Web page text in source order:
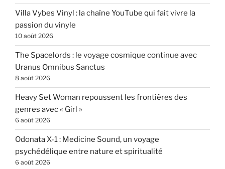
Villa Vybes Vinyl : la chaîne YouTube qui fait vivre la
passion du vinyle
10 août 2026
The Spacelords : le voyage cosmique continue avec
Uranus Omnibus Sanctus
8 août 2026
Heavy Set Woman repoussent les frontières des
genres avec « Girl »
6 août 2026
Odonata X-1 : Medicine Sound, un voyage
psychédélique entre nature et spiritualité
6 août 2026